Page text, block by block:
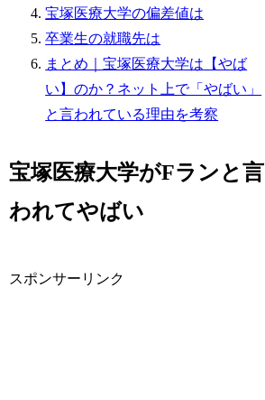
宝塚医療大学の偏差値は
卒業生の就職先は
まとめ｜宝塚医療大学は【やば
い】のか？ネット上で「やばい」
と言われている理由を考察
宝塚医療大学がFランと言
われてやばい
スポンサーリンク